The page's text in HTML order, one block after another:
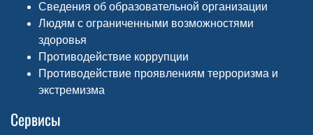
Сведения об образовательной организации
Людям с ограниченными возможностями
здоровья
Противодействие коррупции
Противодействие проявлениям терроризма и
экстремизма
Сервисы